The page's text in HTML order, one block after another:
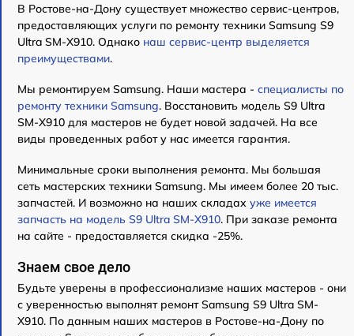
В Ростове-на-Дону существует множество сервис-центров,
предоставляющих услуги по ремонту техники Samsung S9
Ultra SM-X910. Однако наш сервис-центр выделяется
преимуществами.
Мы ремонтируем Samsung. Наши мастера - специалисты по
ремонту техники Samsung. Восстановить модель S9 Ultra
SM-X910 для мастеров не будет новой задачей. На все
виды проведенных работ у нас имеется гарантия.
Минимальные сроки выполнения ремонта. Мы большая
сеть мастерских техники Samsung. Мы имеем более 20 тыс.
запчастей. И возможно на наших складах уже имеется
запчасть на модель S9 Ultra SM-X910. При заказе ремонта
на сайте - предоставляется скидка -25%.
Знаем свое дело
Будьте уверены в профессионализме наших мастеров - они
с уверенностью выполнят ремонт Samsung S9 Ultra SM-
X910. По данным наших мастеров в Ростове-на-Дону по